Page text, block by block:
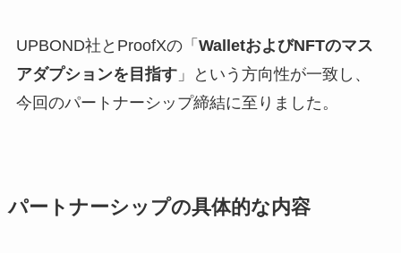
UPBOND社とProofXの「 WalletおよびNFTのマス
アダプションを目指す」という方向性が一致し、
今回のパートナーシップ締結に至りました。
パートナーシップの具体的な内容